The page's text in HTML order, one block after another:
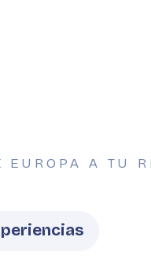
EUROPA A TU